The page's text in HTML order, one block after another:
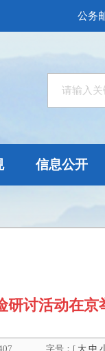
公务
信息公开
研讨活动在京
字号：[ 大 中